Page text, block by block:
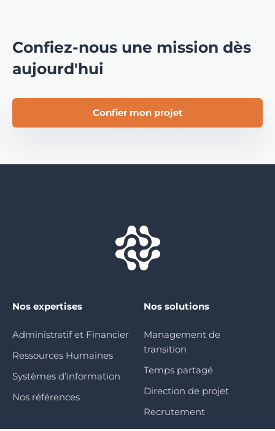
Confiez-nous une mission dès
aujourd'hui
Confier mon projet
Nos expertises
Administratif et Financier
Ressources Humaines
Systèmes d’information
Nos références
Nos solutions
Management de
transition
Temps partagé
Direction de projet
Recrutement